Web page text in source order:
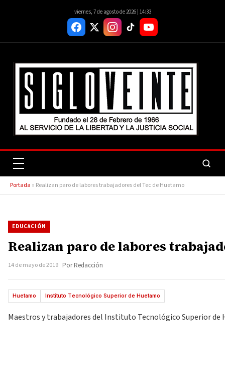
viernes, 7 de agosto de 2026 | 14:33
Portada » Realizan paro de labores trabajadores del Tec de Huetamo
EDUCACIÓN
Realizan paro de labores
14 de mayo de 2019 Por Redacción
Huetamo Instituto Tecnológico Superior de Huetamo
Maestros y trabajadores del Instituto Tecnológico Superior de